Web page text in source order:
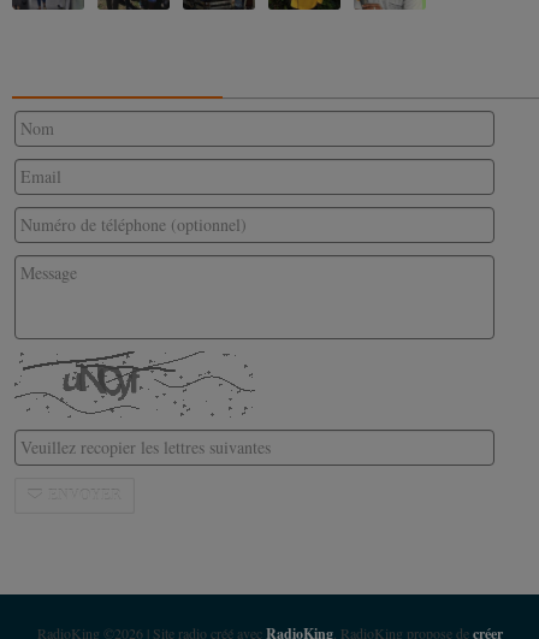
RadioKing ©2026 | Site radio créé avecRadioKing. RadioKing propose decréer